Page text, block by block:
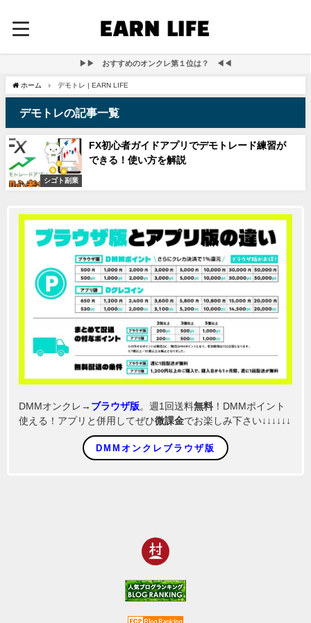
▶▶ おすすめのオンクレ第１位は？ ◀◀
ホーム デモトレ | EARN LIFE
デモトレの記事一覧
シゴト副業
FX初心者ガイドアプリでデモトレード練習が
できる！使い方を解説
DMMオンクレ→ ブラウザ版 。週1回送料無料！DMMポイント
使える！アプリと併用してぜひ微課金でお楽しみ下さい↓↓↓↓↓↓
DMMオンクレブラウザ版